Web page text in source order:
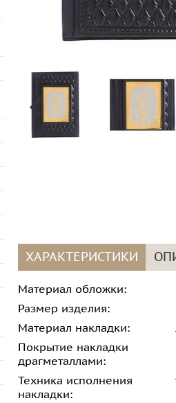
ХАРАКТЕРИСТИКИ
Материал обложки:
Размер изделия:
Материал накладки:
Покрытие накладки
драгметаллами:
Техника исполнения
накладки: